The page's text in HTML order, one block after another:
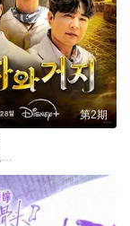
第2期
朴正洙,申东熙,金晓钟,徐英浩,金曜汉,朴志晟